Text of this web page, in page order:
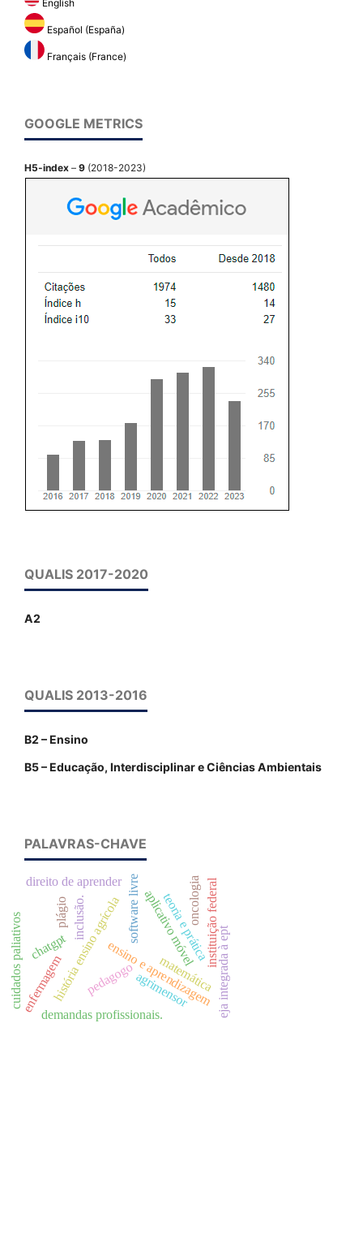
English
Español (España)
Français (France)
GOOGLE METRICS
H5-index – 9 (2018-2023)
QUALIS 2017-2020
A2
QUALIS 2013-2016
B2 – Ensino
B5 – Educação, Interdisciplinar e Ciências Ambientais
PALAVRAS-CHAVE
história ensino agrícola
plágio software livre
ensino e aprendizagem
teoria e prática
demandas profissionais.
pedagogo
inclusão.
eja integrada à ept
direito de aprender
matemática
chatgpt
enfermagem
cuidados paliativos aplicativo móvelinstituição federal
agrimensor
oncologia